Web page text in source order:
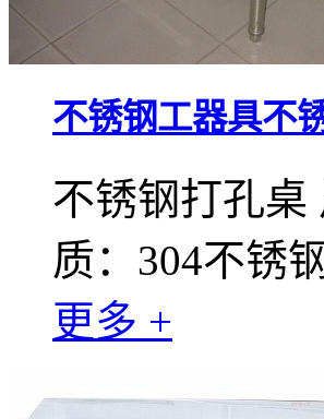
不锈钢工器具不
不锈钢打孔桌
质：304不锈钢
更多 +